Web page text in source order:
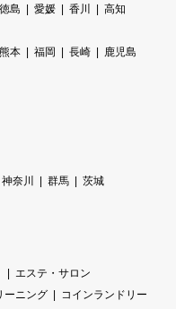
徳島 愛媛 香川
高知
熊本 福岡 長崎
鹿児島
神奈川 群馬 茨城
エステ・サロン
ーニング
コインランドリー